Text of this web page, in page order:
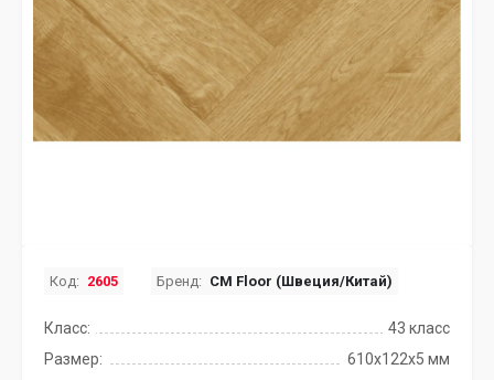
Код: 2605 Бренд: CM Floor (Швеция/Китай)
Класс:
43 класс
Размер:
610х122x5 мм